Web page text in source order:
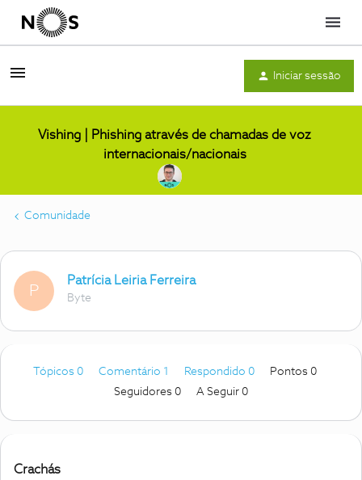
Menu
Iniciar sessão
Vishing | Phishing através de chamadas de voz
internacionais/nacionais
Comunidade
P
Patrícia Leiria Ferreira
Byte
Tópicos 0 Comentário 1 Respondido 0
Pontos 0
Seguidores 0 A Seguir 0
Crachás